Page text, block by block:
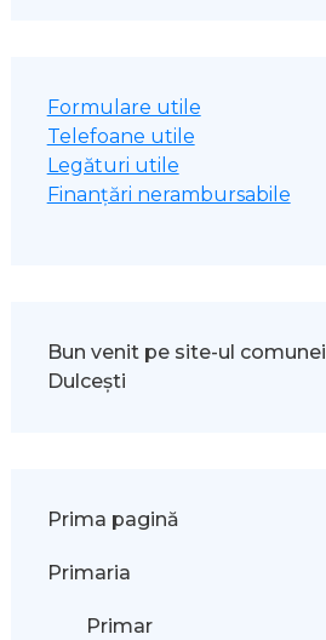
Formulare utile
Telefoane utile
Legături utile
Finanțări nerambursabile
Bun venit pe site-ul comunei
Dulcești
Prima pagină
Primaria
Primar